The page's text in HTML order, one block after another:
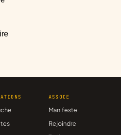
ASSOCE
Manifeste
Rejoindre